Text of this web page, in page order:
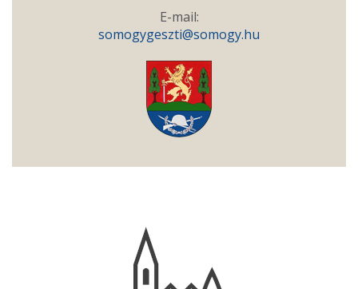
E-mail:
somogygeszti@somogy.hu